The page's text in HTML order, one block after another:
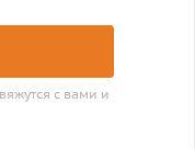
с вами и